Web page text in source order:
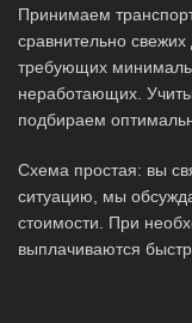
Принимаем
сравнительно
требующих
неработающих.
подбираем
Схема простая: вы
ситуацию, мы
стоимости. При
выплачиваются